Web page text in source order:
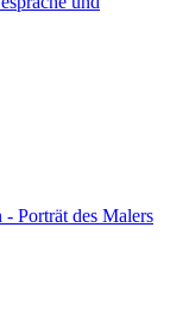
Porträt des Malers